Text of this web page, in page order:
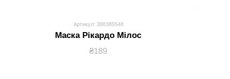
Артикул: 388385548
Маска Рікардо Мілос
₴189